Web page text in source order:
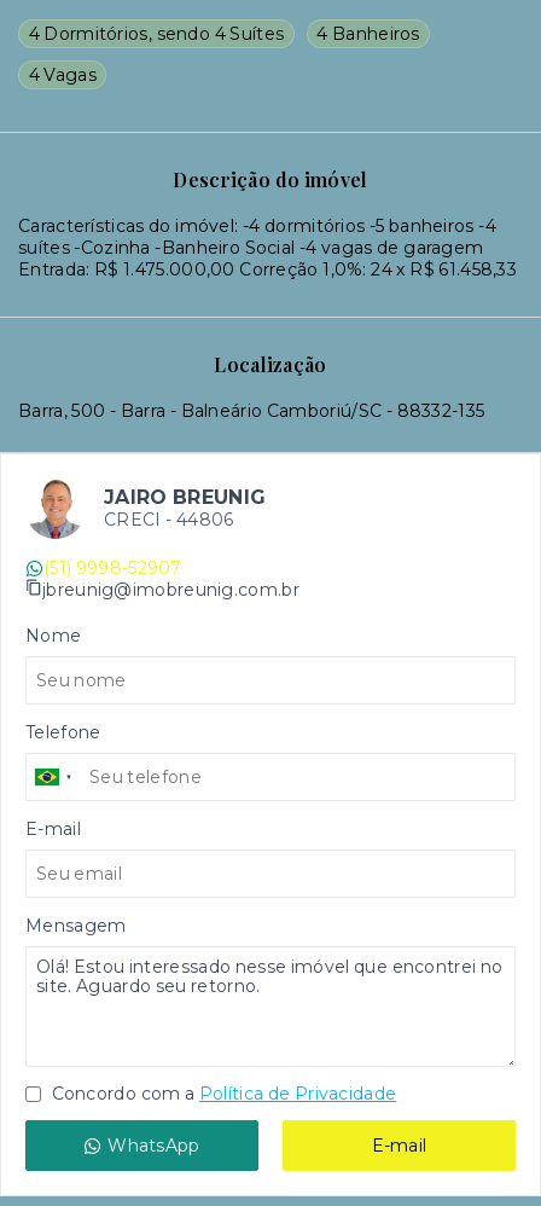
4 Dormitórios, sendo 4 Suítes
4 Banheiros
4 Vagas
Descrição do imóvel
Características do imóvel: -4 dormitórios -5 banheiros -4
suítes -Cozinha -Banheiro Social -4 vagas de garagem
Entrada: R$ 1.475.000,00 Correção 1,0%: 24 x R$ 61.458,33
Localização
Barra, 500 - Barra - Balneário Camboriú/SC - 88332-135
JAIRO BREUNIG
CRECI - 44806
(51) 9998-52907
jbreunig@imobreunig.com.br
Nome
Telefone
E-mail
Mensagem
Concordo com a Política de Privacidade
WhatsApp E-mail